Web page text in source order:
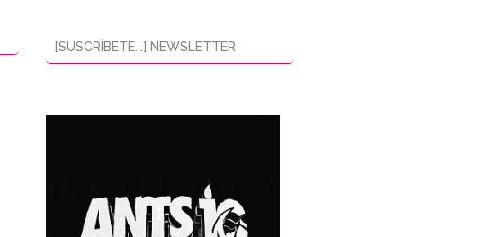
[SUSCRÍBETE...] NEWSLETTER